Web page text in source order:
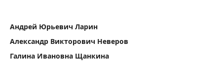
Андрей Юрьевич Ларин
Александр Викторович Неверов
Галина Ивановна Щанкина